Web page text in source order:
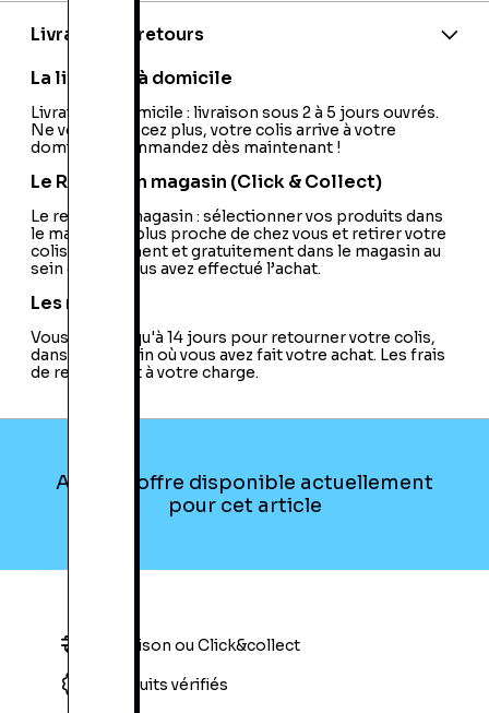
Code article (usine):
Télécommande:Non
USB:
USB 2.0
Liaison:
Câble
Pack Souris + Clavier:Non
Lecteur de Carte à Puce:Non
Contrôle Par la Voix:
Non
Clavier Flexible:Non
Plateforme:PC / Mac
Segment:
Clavier
Hub Usb:
Non
Connecteur Apple Lightning:
Dédié au Jeu:Oui
Pavé Numérique:Oui
Rétro-Eclairage des Touches:
Livraison et retours
La livraison à domicile
Livraison à domicile : livraison sous 2 à 5 jours ouvrés.
Ne vous déplacez plus, votre colis arrive à votre
domicile ! Commandez dès maintenant !
Le Retrait en magasin (Click & Collect)
Le retrait en magasin : sélectionner vos produits dans
le magasin le plus proche de chez vous et retirer votre
colis directement et gratuitement dans le magasin au
sein duquel vous avez effectué l’achat.
Les retours
Vous avez jusqu'à 14 jours pour retourner votre colis,
dans le magasin où vous avez fait votre achat. Les frais
de retour sont à votre charge.
Aucune offre disponible actuellement
pour cet article
Livraison ou Click&collect
Produits vérifiés